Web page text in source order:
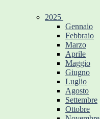
2025
Gennaio
Febbraio
Marzo
Aprile
Maggio
Giugno
Luglio
Agosto
Settembre
Ottobre